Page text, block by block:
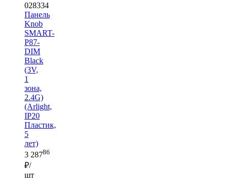
028334
Панель
Knob
SMART-
P87-
DIM
Black
(3V,
1
зона,
2.4G)
(Arlight,
IP20
Пластик,
5
лет)
3 28786
₽/
шт